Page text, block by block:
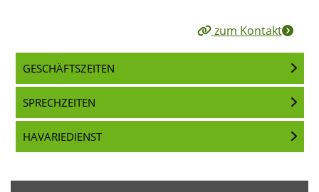
zum Kontakt
GESCHÄFTSZEITEN
SPRECHZEITEN
HAVARIEDIENST